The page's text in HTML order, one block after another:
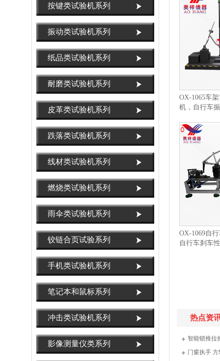
按键类试验机系列
振动类试验机系列
纸品类试验机系列
耐磨类试验机系列
皮革类试验机系列
跌落类试验机系列
线材类试验机系列
燃烧类试验机系列
雨伞类试验机系列
铰链合页试验系列
手机类试验机系列
笔记本和鼠标系列
冲击类试验机系列
影像测量仪类系列
OX-1065车
机，自行车
OX-1069自
自行车刹车
热点资
智能锁推拉
门窗执手